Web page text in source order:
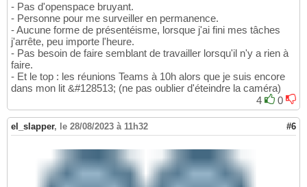
- Pas d'openspace bruyant.
- Personne pour me surveiller en permanence.
- Aucune forme de présentéisme, lorsque j'ai fini mes tâches
j'arrête, peu importe l'heure.
- Pas besoin de faire semblant de travailler lorsqu'il n'y a rien à
faire.
- Et le top : les réunions Teams à 10h alors que je suis encore
dans mon lit &#128513; (ne pas oublier d'éteindre la caméra)
4
0
el_slapper, le 28/08/2023 à 11h32 #6